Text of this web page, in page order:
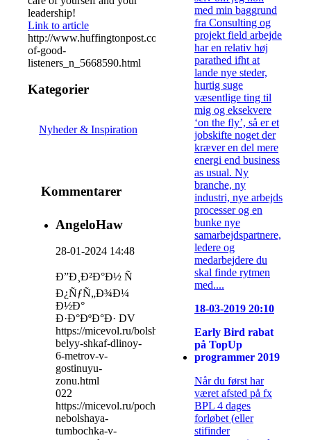
leadership!
Link to article
http://www.huffingtonpost.com/2014/08/14/habits-
of-good-
listeners_n_5668590.html
Kategorier
Nyheder & Inspiration
Kommentarer
AngeloHaw
28-01-2024 14:48
Ð”Ð¸Ð²Ð°Ð½ Ñ
Ð¿ÑƒÑ„Ð¾Ð¼
Ð½Ð°
Ð·Ð°ÐºÐ°Ð· DV
https://micevol.ru/bolshoy-
belyy-shkaf-dlinoy-
6-metrov-v-
gostinuyu-
zonu.html
022
https://micevol.ru/pochemu-
nebolshaya-
tumbochka-v-
med min baggrund
fra Consulting og
projekt field arbejde
har en relativ høj
parathed ifht at
lande nye steder,
hurtig suge
væsentlige ting til
mig og eksekvere
‘on the fly’, så er et
jobskifte noget der
kræver en del mere
energi end business
as usual. Ny
branche, ny
industri, nye arbejds
processer og en
bunke nye
samarbejdspartnere,
ledere og
medarbejdere du
skal finde rytmen
med....
18-03-2019 20:10
Early Bird rabat
på TopUp
programmer 2019
Når du først har
været afsted på fx
BPL 4 dages
forløbet (eller
stifinder